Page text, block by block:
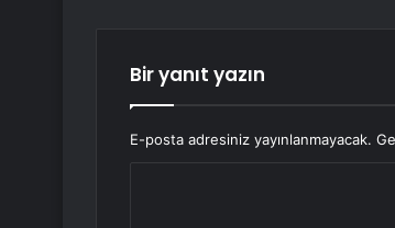
Bir yanıt yazın
E-posta adresiniz yayınlanmayacak.